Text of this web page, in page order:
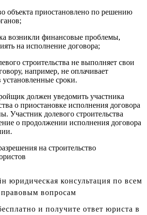
объекта приостановлено по решению
возникли финансовые проблемы,
на исполнение договора;
строительства не выполняет свои
например, не оплачивает
установленные сроки.
должен уведомить участника
о приостановке исполнения договора
Участник долевого строительства
о продолжении исполнения договора
юридическая консультация по всем
правовым вопросам
и получите ответ юриста в